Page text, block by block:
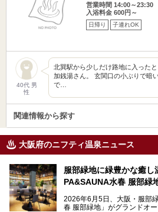
営業時間 14:00～23:30
入浴料金 600円～
日帰り 子連れOK
40代 男
性
北巽駅から少しだけ路地に入った
加銭湯さん。 玄関口の小ぶりで暗
で…
関連情報から探す
大阪府のニフティ温泉ニュース
服部緑地に緑豊かな癒
PA&SAUNA水春 服部緑
2026年6月5日、大阪・服部
春 服部緑地」がグランドオー